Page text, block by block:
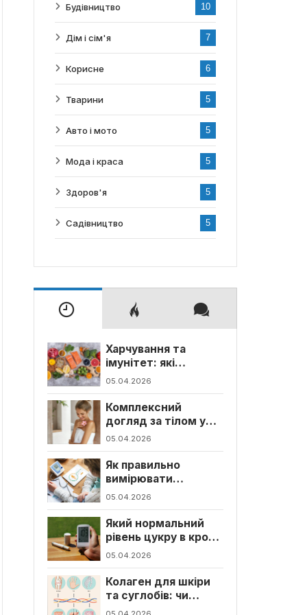
Будівництво 10
Дім і сім'я 7
Корисне 6
Тварини 5
Авто і мото 5
Мода і краса 5
Здоров'я 5
Садівництво 5
Харчування та
імунітет: які
вітаміни та мінерали
05.04.2026
Комплексний
догляд за тілом у
домашніх умовах:
щоденна система
для здорової та
гладкої шкіри
05.04.2026
Як правильно
вимірювати
артеріальний тиск
електронним
тонометром
05.04.2026
Який нормальний
рівень цукру в крові:
просте пояснення
норми для
дорослих і дітей
05.04.2026
Колаген для шкіри
та суглобів: чи
варто його пити?